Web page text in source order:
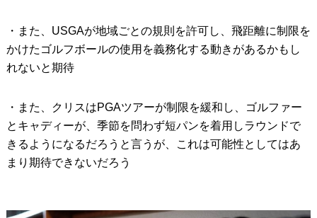
・また、USGAが地域ごとの規則を許可し、飛距離に制限を
かけたゴルフボールの使用を義務化する動きがあるかもし
れないと期待
・また、クリスはPGAツアーが制限を緩和し、ゴルファー
とキャディーが、季節を問わず短パンを着用しラウンドで
きるようになるだろうと言うが、これは可能性としてはあ
まり期待できないだろう